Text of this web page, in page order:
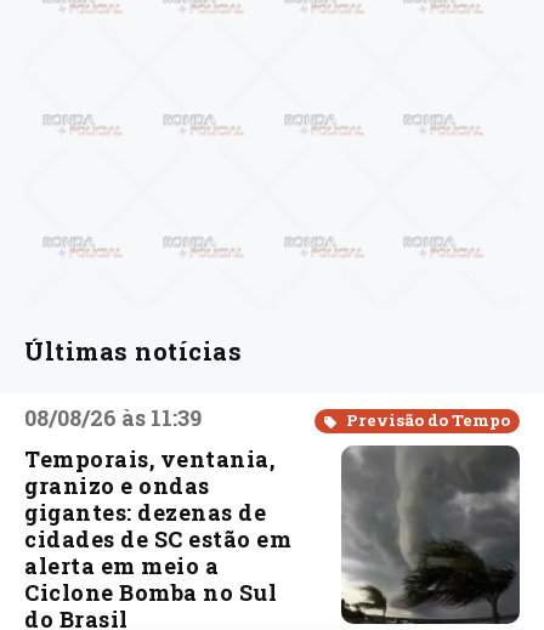
Últimas notícias
08/08/26 às 11:39 Previsão do Tempo
Temporais, ventania,
granizo e ondas
gigantes: dezenas de
cidades de SC estão em
alerta em meio a
Ciclone Bomba no Sul
do Brasil